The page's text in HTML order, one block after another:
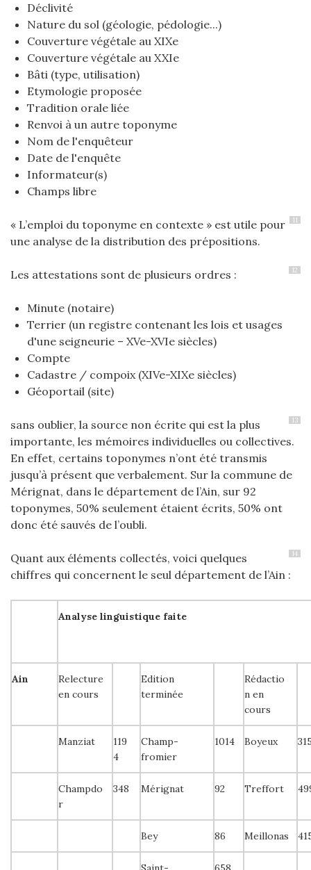
Déclivité
Nature du sol (géologie, pédologie...)
Couverture végétale au XIXe
Couverture végétale au XXIe
Bâti (type, utilisation)
Etymologie proposée
Tradition orale liée
Renvoi à un autre toponyme
Nom de l'enquêteur
Date de l'enquête
Informateur(s)
Champs libre
11
« L’emploi du toponyme en contexte » est utile pour
une analyse de la distribution des prépositions.
12
Les attestations sont de plusieurs ordres :
Minute (notaire)
Terrier (un registre contenant les lois et usages
d'une seigneurie – XVe-XVIe siècles)
Compte
Cadastre / compoix (XIVe-XIXe siècles)
Géoportail (site)
13
sans oublier, la source non écrite qui est la plus
importante, les mémoires individuelles ou collectives.
En effet, certains toponymes n’ont été transmis
jusqu’à présent que verbalement. Sur la commune de
Mérignat, dans le département de l’Ain, sur 92
toponymes, 50% seulement étaient écrits, 50% ont
donc été sauvés de l’oubli.
14
Quant aux éléments collectés, voici quelques
chiffres qui concernent le seul département de l’Ain :
Analyse linguistique faite
Ain
Relecture
en cours
Edition
terminée
Rédactio
n en
cours
Manziat
119
4
Champ-
fromier
1014 Boyeux
Champdo
r
348 Mérignat 92 Treffort
Bey 86 Meillonas